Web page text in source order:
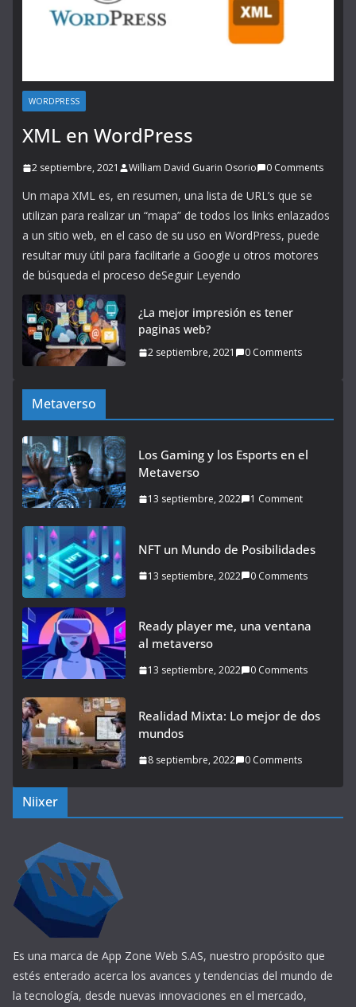
WORDPRESS
XML en WordPress
2 septiembre, 2021 William David Guarin Osorio 0 Comments
Un mapa XML es, en resumen, una lista de URL’s que se
utilizan para realizar un “mapa” de todos los links enlazados
a un sitio web, en el caso de su uso en WordPress, puede
resultar muy útil para facilitarle a Google u otros motores
de búsqueda el proceso deSeguir Leyendo
¿La mejor impresión es tener
paginas web?
2 septiembre, 2021 0 Comments
Metaverso
Los Gaming y los Esports en el
Metaverso
13 septiembre, 2022 1 Comment
NFT un Mundo de Posibilidades
13 septiembre, 2022 0 Comments
Ready player me, una ventana
al metaverso
13 septiembre, 2022 0 Comments
Realidad Mixta: Lo mejor de dos
mundos
8 septiembre, 2022 0 Comments
Niixer
Es una marca de App Zone Web S.AS, nuestro propósito que
estés enterado acerca los avances y tendencias del mundo de
la tecnología, desde nuevas innovaciones en el mercado,